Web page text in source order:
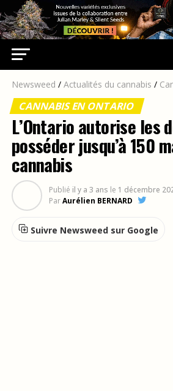
Newsweed / Actualités du cannabis /
CANNABIS EN ONTARIO
L’Ontario autorise les
posséder jusqu’à 150
cannabis
Publié il y a 3 ans le 1 décembre
ParAurélien BERNARD
Suivre Newsweed sur Google